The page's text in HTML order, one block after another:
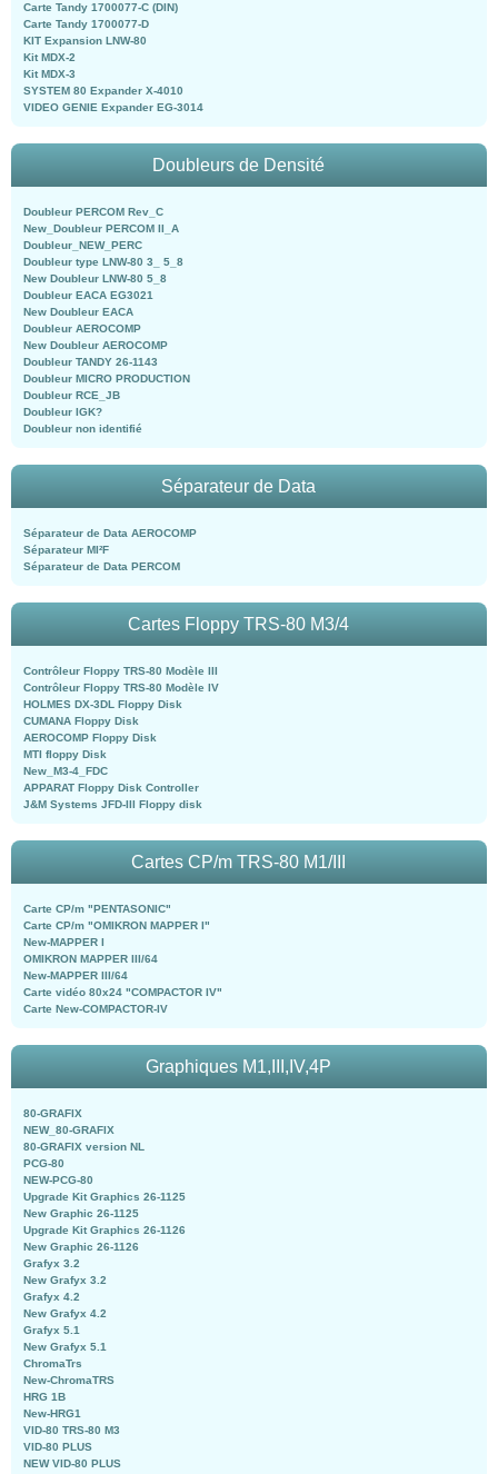
Carte Tandy 1700077-C (DIN)
Carte Tandy 1700077-D
KIT Expansion LNW-80
Kit MDX-2
Kit MDX-3
SYSTEM 80 Expander X-4010
VIDEO GENIE Expander EG-3014
Doubleurs de Densité
Doubleur PERCOM Rev_C
New_Doubleur PERCOM II_A
Doubleur_NEW_PERC
Doubleur type LNW-80 3_ 5_8
New Doubleur LNW-80 5_8
Doubleur EACA EG3021
New Doubleur EACA
Doubleur AEROCOMP
New Doubleur AEROCOMP
Doubleur TANDY 26-1143
Doubleur MICRO PRODUCTION
Doubleur RCE_JB
Doubleur IGK?
Doubleur non identifié
Séparateur de Data
Séparateur de Data AEROCOMP
Séparateur MI²F
Séparateur de Data PERCOM
Cartes Floppy TRS-80 M3/4
Contrôleur Floppy TRS-80 Modèle III
Contrôleur Floppy TRS-80 Modèle IV
HOLMES DX-3DL Floppy Disk
CUMANA Floppy Disk
AEROCOMP Floppy Disk
MTI floppy Disk
New_M3-4_FDC
APPARAT Floppy Disk Controller
J&M Systems JFD-III Floppy disk
Cartes CP/m TRS-80 M1/III
Carte CP/m "PENTASONIC"
Carte CP/m "OMIKRON MAPPER I"
New-MAPPER I
OMIKRON MAPPER III/64
New-MAPPER III/64
Carte vidéo 80x24 "COMPACTOR IV"
Carte New-COMPACTOR-IV
Graphiques M1,III,IV,4P
80-GRAFIX
NEW_80-GRAFIX
80-GRAFIX version NL
PCG-80
NEW-PCG-80
Upgrade Kit Graphics 26-1125
New Graphic 26-1125
Upgrade Kit Graphics 26-1126
New Graphic 26-1126
Grafyx 3.2
New Grafyx 3.2
Grafyx 4.2
New Grafyx 4.2
Grafyx 5.1
New Grafyx 5.1
ChromaTrs
New-ChromaTRS
HRG 1B
New-HRG1
VID-80 TRS-80 M3
VID-80 PLUS
NEW VID-80 PLUS